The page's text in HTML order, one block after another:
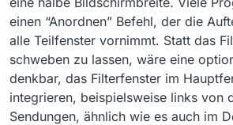
einen “Anordnen” Befehl, der die
alle Teilfenster vornimmt. Statt das
schweben zu lassen, wäre eine
denkbar, das Filterfenster im
integrieren, beispielsweise links von
Sendungen, ähnlich wie es auch im